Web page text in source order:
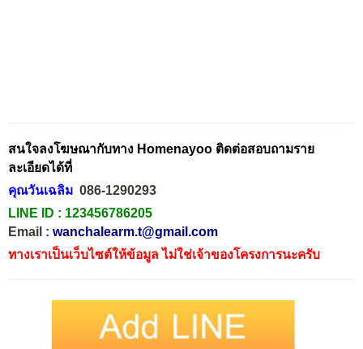
สนใจลงโฆษณากับทาง Homenayoo ติดต่อสอบถามราย
ละเอียดได้ที่
คุณวันเฉลิม 086-1290293
LINE ID : 123456786205
Email : wanchalearm.t@gmail.com
ทางเราเป็นเว็บไซต์ให้ข้อมูล ไม่ใช่เจ้าของโครงการนะครับ